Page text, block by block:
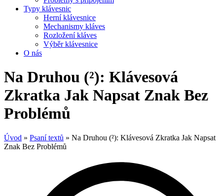
Typy klávesnic
Herní klávesnice
Mechanismy kláves
Rozložení kláves
Výběr klávesnice
O nás
Na Druhou (²): Klávesová
Zkratka Jak Napsat Znak Bez
Problémů
Úvod » Psaní textů » Na Druhou (²): Klávesová Zkratka Jak Napsat
Znak Bez Problémů